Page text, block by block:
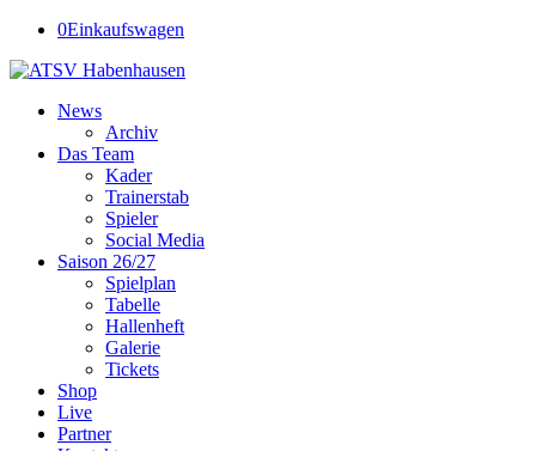
0Einkaufswagen
News
Archiv
Das Team
Kader
Trainerstab
Spieler
Social Media
Saison 26/27
Spielplan
Tabelle
Hallenheft
Galerie
Tickets
Shop
Live
Partner